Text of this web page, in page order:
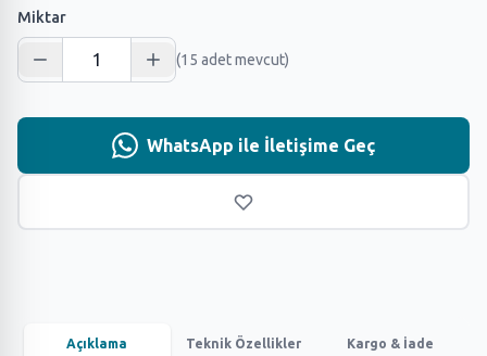
Miktar
(15 adet mevcut)
WhatsApp ile İletişime Geç
Açıklama Teknik Özellikler Kargo & İade